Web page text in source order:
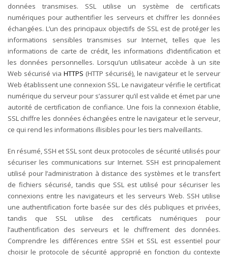
données transmises. SSL utilise un système de certificats
numériques pour authentifier les serveurs et chiffrer les données
échangées. L’un des principaux objectifs de SSL est de protéger les
informations sensibles transmises sur Internet, telles que les
informations de carte de crédit, les informations d’identification et
les données personnelles. Lorsqu’un utilisateur accède à un site
Web sécurisé via HTTPS (HTTP sécurisé), le navigateur et le serveur
Web établissent une connexion SSL. Le navigateur vérifie le certificat
numérique du serveur pour s’assurer qu’il est valide et émet par une
autorité de certification de confiance. Une fois la connexion établie,
SSL chiffre les données échangées entre le navigateur et le serveur,
ce qui rend les informations illisibles pour les tiers malveillants.
En résumé, SSH et SSL sont deux protocoles de sécurité utilisés pour
sécuriser les communications sur Internet. SSH est principalement
utilisé pour l’administration à distance des systèmes et le transfert
de fichiers sécurisé, tandis que SSL est utilisé pour sécuriser les
connexions entre les navigateurs et les serveurs Web. SSH utilise
une authentification forte basée sur des clés publiques et privées,
tandis que SSL utilise des certificats numériques pour
l’authentification des serveurs et le chiffrement des données.
Comprendre les différences entre SSH et SSL est essentiel pour
choisir le protocole de sécurité approprié en fonction du contexte